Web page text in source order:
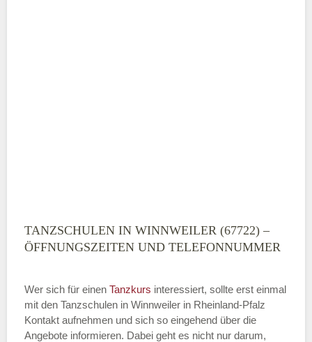
TANZSCHULEN IN WINNWEILER (67722) –
ÖFFNUNGSZEITEN UND TELEFONNUMMER
Wer sich für einen Tanzkurs interessiert, sollte erst einmal
mit den Tanzschulen in Winnweiler in Rheinland-Pfalz
Kontakt aufnehmen und sich so eingehend über die
Angebote informieren. Dabei geht es nicht nur darum,